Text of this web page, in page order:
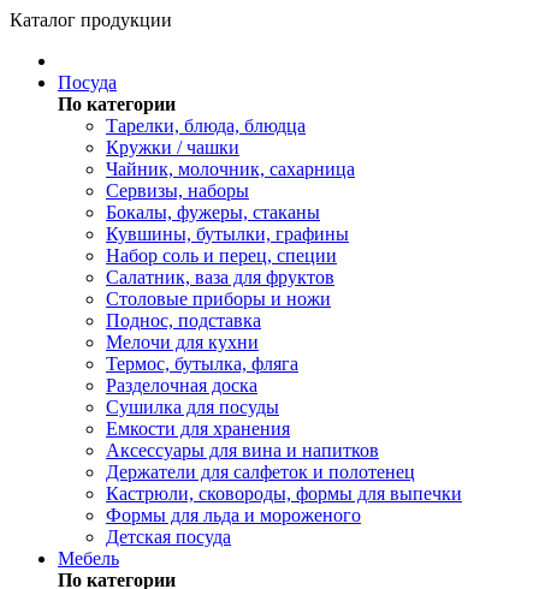
Каталог продукции
Посуда
По категории
Тарелки, блюда, блюдца
Кружки / чашки
Чайник, молочник, сахарница
Сервизы, наборы
Бокалы, фужеры, стаканы
Кувшины, бутылки, графины
Набор соль и перец, специи
Салатник, ваза для фруктов
Столовые приборы и ножи
Поднос, подставка
Мелочи для кухни
Термос, бутылка, фляга
Разделочная доска
Сушилка для посуды
Емкости для хранения
Аксессуары для вина и напитков
Держатели для салфеток и полотенец
Кастрюли, сковороды, формы для выпечки
Формы для льда и мороженого
Детская посуда
Мебель
По категории